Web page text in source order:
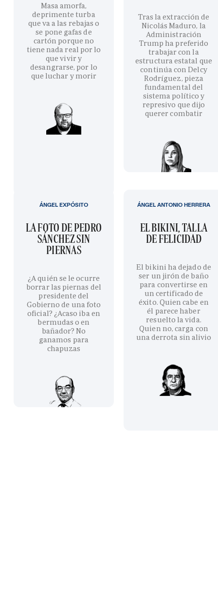
Masa amorfa,
deprimente turba
que va a las rebajas o
se pone gafas de
cartón porque no
tiene nada real por lo
que vivir y
desangrarse, por lo
que luchar y morir
Tras la extracción de
Nicolás Maduro, la
Administración
Trump ha preferido
trabajar con la
estructura estatal que
continúa con Delcy
Rodríguez, pieza
fundamental del
sistema político y
represivo que dijo
querer combatir
LA FOTO DE PEDRO
SÁNCHEZ SIN
PIERNAS
¿A quién se le ocurre
borrar las piernas del
presidente del
Gobierno de una foto
oficial? ¿Acaso iba en
bermudas o en
bañador? No
ganamos para
chapuzas
ÁNGEL EXPÓSITO
EL BIKINI, TALLA
DE FELICIDAD
El bikini ha dejado de
ser un jirón de baño
para convertirse en
un certificado de
éxito. Quien cabe en
él parece haber
resuelto la vida.
Quien no, carga con
una derrota sin alivio
ÁNGEL ANTONIO HERRERA